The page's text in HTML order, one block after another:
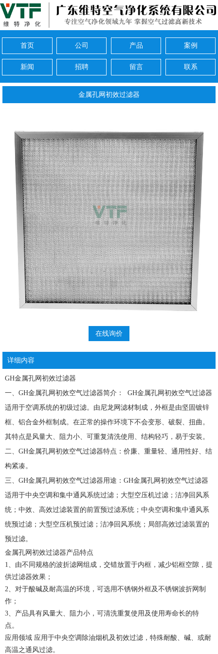
首页 公司 产品 案例
新闻 招聘 留言 联系
金属孔网初效过滤器
在线询价
详细内容
GH金属孔网初效过滤器
一、GH金属孔网初效空气过滤器简介： GH金属孔网初效空气过滤器
适用于空调系统的初级过滤。由尼龙网滤材制成，外框是由坚固镀锌
框、铝合金外框制成。在正常的操作环境下不会变形、破裂、扭曲。
其特点是风量大、阻力小、可重复清洗使用、结构轻巧，易于安装。
二、GH金属孔网初效空气过滤器特点：价廉、重量轻、通用性好、结
构紧凑。
三、GH金属孔网初效空气过滤器用途：GH金属孔网初效空气过滤器
适用于中央空调和集中通风系统过滤；大型空压机过滤；洁净回风系
统；中效、高效过滤装置的前置预过滤系统；中央空调和集中通风系
统预过滤；大型空压机预过滤；洁净回风系统；局部高效过滤装置的
预过滤。
金属孔网初效过滤器产品特点
1、由不同规格的波折滤网组成，交错放置于内框，减少铝框空隙，提
供过滤器效果；
2、对于酸碱及耐高温的环境，可选用不锈钢外框及不锈钢波折网制
作；
3、产品具有风量大、阻力小，可清洗重复使用及使用寿命长的特
点。
应用领域 应用于中央空调除油烟机及初效过滤，特殊耐酸、碱、或耐
高温之通风过滤。